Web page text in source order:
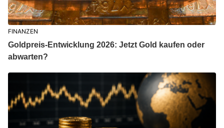
FINANZEN
Goldpreis-Entwicklung 2026: Jetzt Gold kaufen oder
abwarten?